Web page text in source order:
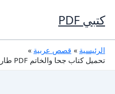
إلى
المحتوى
كتبي PDF
الرئيسية
قصص عربية
تحميل كتاب جحا والخاتم PDF طارق البكري